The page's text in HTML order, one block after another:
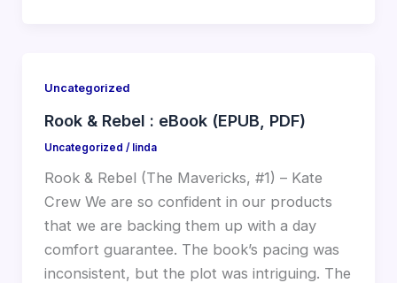
Uncategorized
Rook & Rebel : eBook (EPUB, PDF)
Uncategorized / linda
Rook & Rebel (The Mavericks, #1) – Kate
Crew We are so confident in our products
that we are backing them up with a day
comfort guarantee. The book’s pacing was
inconsistent, but the plot was intriguing. The